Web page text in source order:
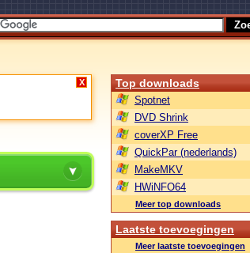
X Top downloads
Spotnet
DVD Shrink
coverXP Free
QuickPar (nederlands)
MakeMKV
HWiNFO64
Meer top downloads
Laatste toevoegingen
Meer laatste toevoegingen